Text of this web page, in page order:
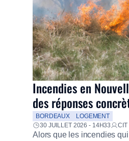
Incendies en
des réponses
BORDEAUX
LOGEMENT
30 JUILLET 2026 - 14H33
CIT
Alors que les incendies